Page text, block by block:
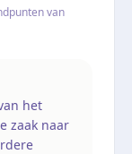
van
het
zaak naar